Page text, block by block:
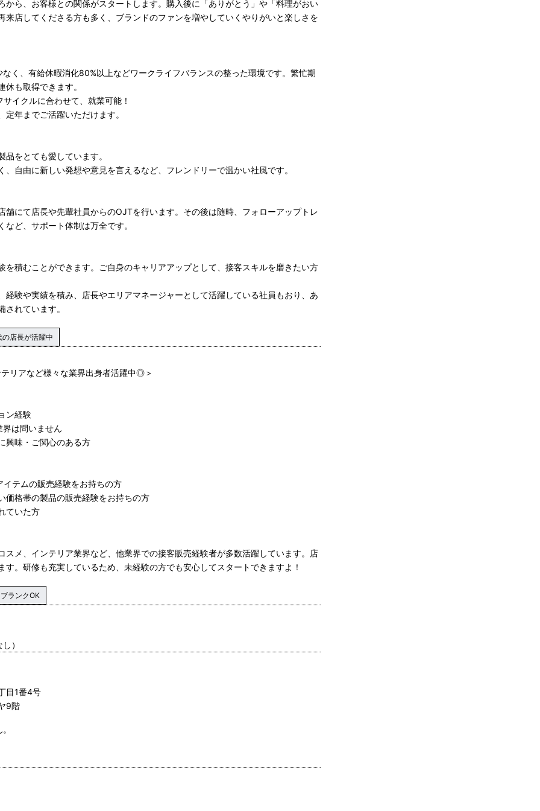
から、お客様との関係がスタートします。購入後に「ありがとう」や「料理がおい
来店してくださる方も多く、ブランドのファンを増やしていくやりがいと楽しさを
く、有給休暇消化80%以上などワークライフバランスの整った環境です。繁忙期
も取得できます。
イクルに合わせて、就業可能！
年までご活躍いただけます。
をとても愛しています。
、自由に新しい発想や意見を言えるなど、フレンドリーで温かい社風です。
舗にて店長や先輩社員からのOJTを行います。その後は随時、フォローアップトレ
ど、サポート体制は万全です。
を積むことができます。ご自身のキャリアアップとして、接客スキルを磨きたい方
経験や実績を積み、店長やエリアマネージャーとして活躍している社員もおり、あ
れています。
店長が活躍中
リアなど様々な業界出身者活躍中◎＞
ン経験
は問いません
興味・ご関心のある方
テムの販売経験をお持ちの方
価格帯の製品の販売経験をお持ちの方
ていた方
スメ、インテリア業界など、他業界での接客販売経験者が多数活躍しています。店
す。研修も充実しているため、未経験の方でも安心してスタートできますよ！
ブランクOK
）
目1番4号
9階